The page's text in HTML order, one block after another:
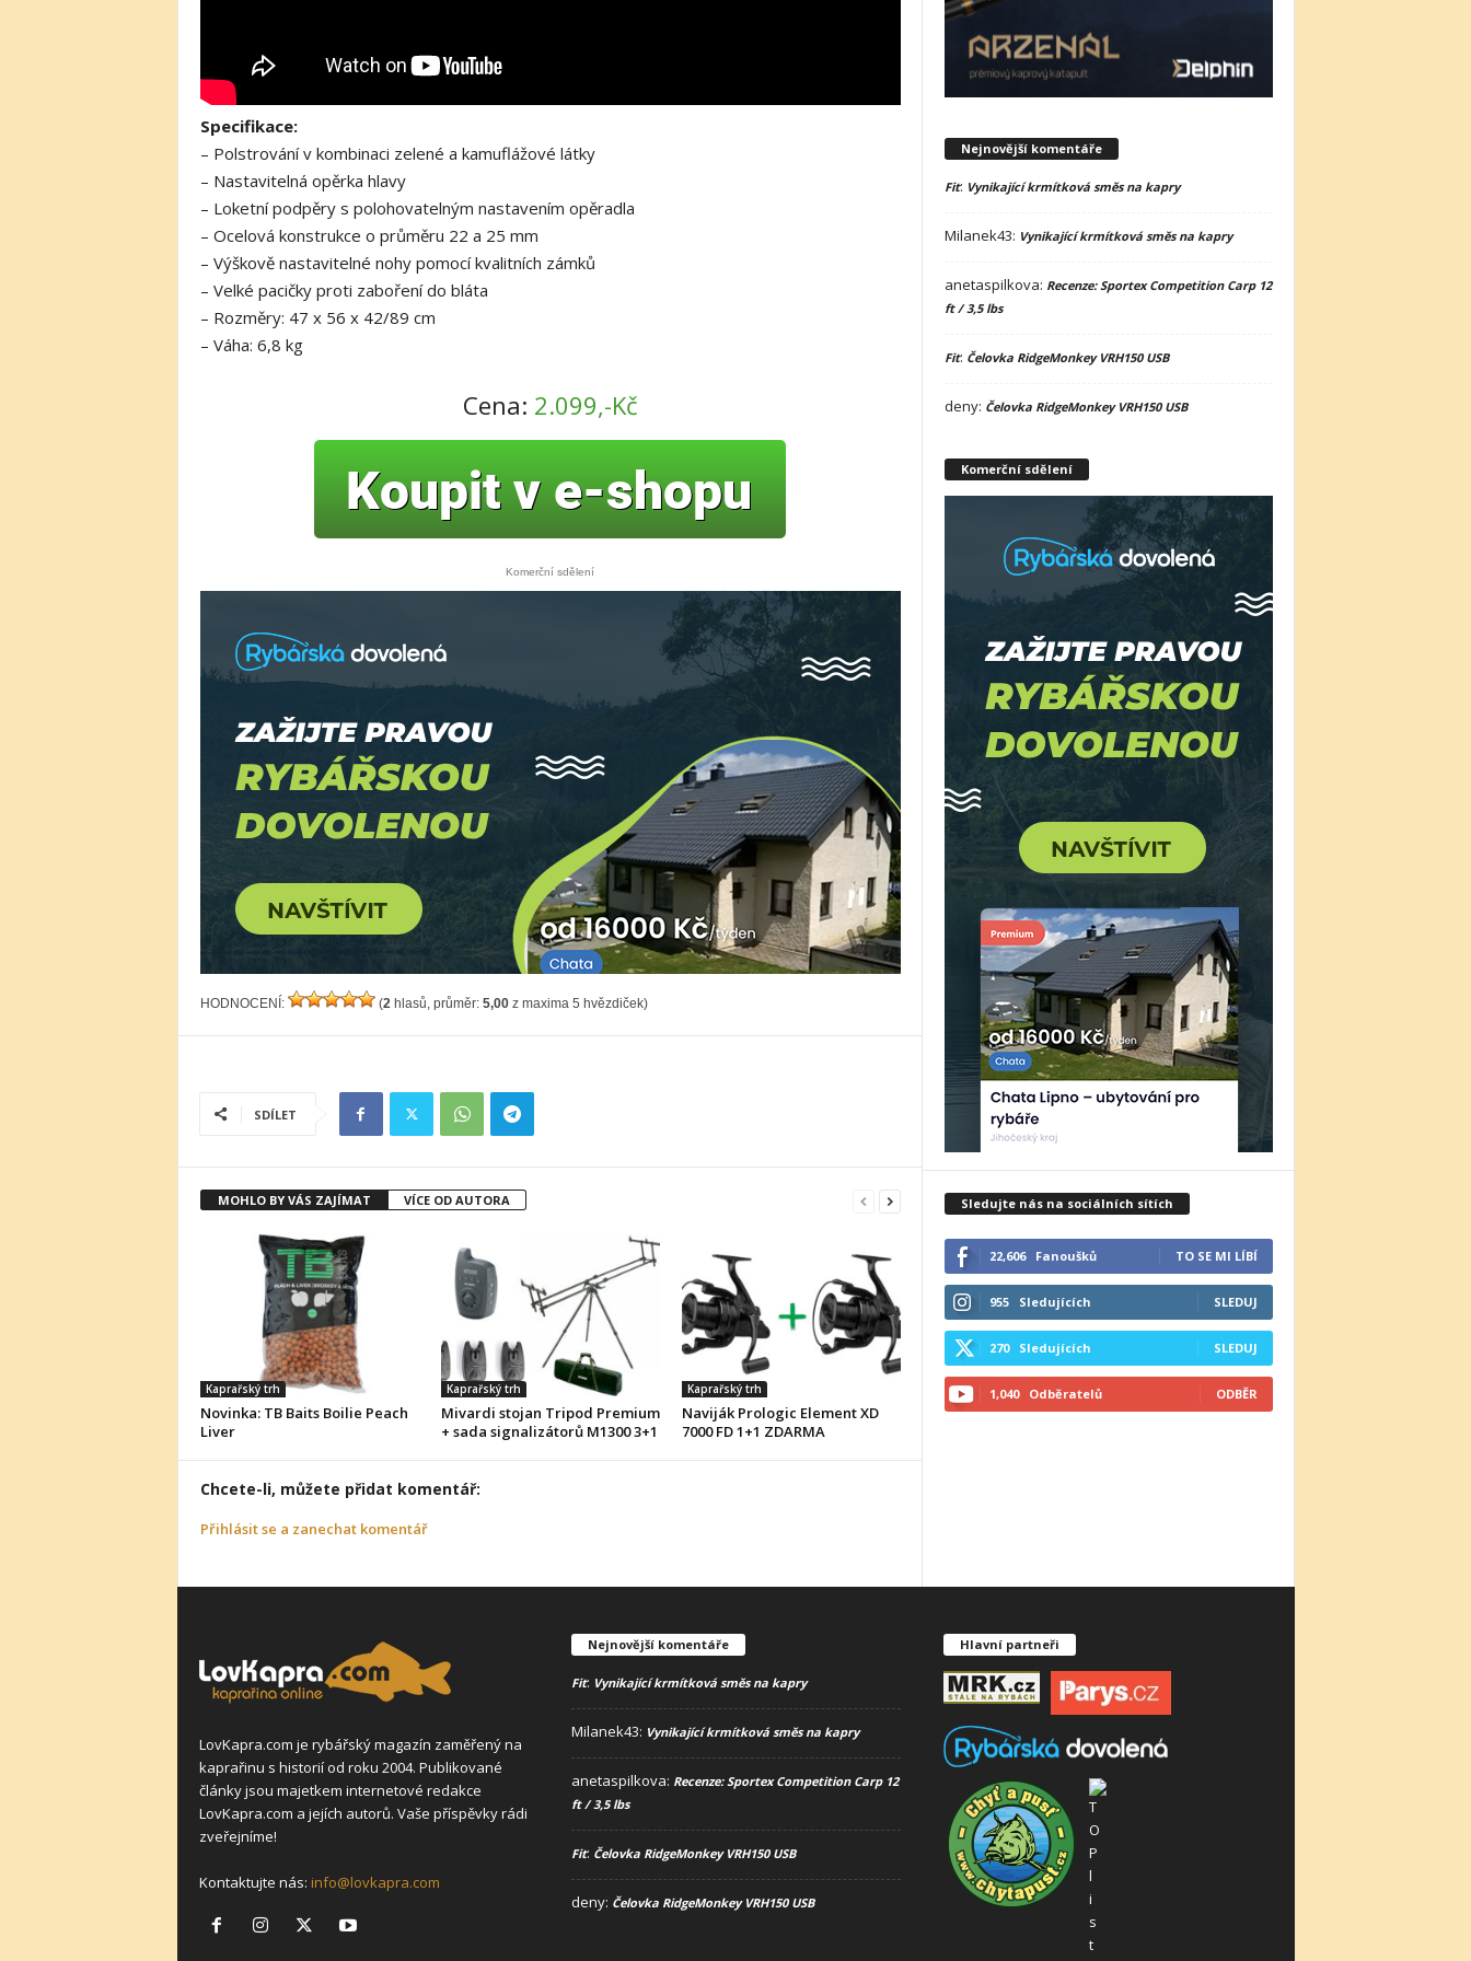
Specifikace:
– Polstrování v kombinaci zelené a kamuflážové látky
– Nastavitelná opěrka hlavy
– Loketní podpěry s polohovatelným nastavením opěradla
– Ocelová konstrukce o průměru 22 a 25 mm
– Výškově nastavitelné nohy pomocí kvalitních zámků
– Velké pacičky proti zaboření do bláta
– Rozměry: 47 x 56 x 42/89 cm
– Váha: 6,8 kg
Cena: 2.099,-Kč
Komerční sdělení
HODNOCENÍ: (2hlasů, průměr: 5,00z maxima 5 hvězdiček)
SDÍLET
MOHLO BY VÁS ZAJÍMAT VÍCE OD AUTORA
Kaprařský trh
Novinka: TB Baits Boilie Peach
Liver
Kaprařský trh
Mivardi stojan Tripod Premium
+ sada signalizátorů M1300 3+1
Kaprařský trh
Naviják Prologic Element XD
7000 FD 1+1 ZDARMA
Chcete-li, můžete přidat komentář:
Přihlásit se a zanechat komentář
Nejnovější komentáře
Fit: Vynikající krmítková směs na kapry
Milanek43: Vynikající krmítková směs na kapry
anetaspilkova: Recenze: Sportex Competition Carp 12
ft / 3,5 lbs
Fit: Čelovka RidgeMonkey VRH150 USB
deny: Čelovka RidgeMonkey VRH150 USB
Komerční sdělení
Sledujte nás na sociálních sítích
22,606 Fanoušků TO SE MI LÍBÍ
955 Sledujících SLEDUJ
270 Sledujících SLEDUJ
1,040 Odběratelů ODBĚR
LovKapra.com je rybářský magazín zaměřený na
kaprařinu s historií od roku 2004. Publikované
články jsou majetkem internetové redakce
LovKapra.com a jejích autorů. Vaše příspěvky rádi
zveřejníme!
Kontaktujte nás: info@lovkapra.com
Nejnovější komentáře
Fit: Vynikající krmítková směs na kapry
Milanek43: Vynikající krmítková směs na kapry
anetaspilkova: Recenze: Sportex Competition Carp 12
ft / 3,5 lbs
Fit: Čelovka RidgeMonkey VRH150 USB
deny: Čelovka RidgeMonkey VRH150 USB
Hlavní partneři